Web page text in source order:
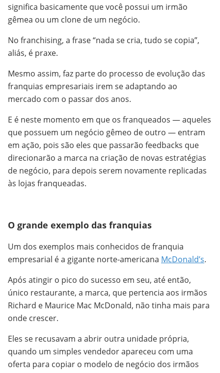
significa basicamente que você possui um irmão
gêmea ou um clone de um negócio.
No franchising, a frase “nada se cria, tudo se copia”,
aliás, é praxe.
Mesmo assim, faz parte do processo de evolução das
franquias empresariais irem se adaptando ao
mercado com o passar dos anos.
E é neste momento em que os franqueados — aqueles
que possuem um negócio gêmeo de outro — entram
em ação, pois são eles que passarão feedbacks que
direcionarão a marca na criação de novas estratégias
de negócio, para depois serem novamente replicadas
às lojas franqueadas.
O grande exemplo das franquias
Um dos exemplos mais conhecidos de franquia
empresarial é a gigante norte-americana McDonald’s.
Após atingir o pico do sucesso em seu, até então,
único restaurante, a marca, que pertencia aos irmãos
Richard e Maurice Mac McDonald, não tinha mais para
onde crescer.
Eles se recusavam a abrir outra unidade própria,
quando um simples vendedor apareceu com uma
oferta para copiar o modelo de negócio dos irmãos